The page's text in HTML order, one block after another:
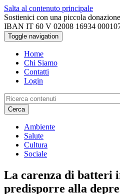
Salta al contenuto principale
Sostienici con una piccola
IBAN IT 60 V 02008 16934
Toggle navigation
Home
Chi Siamo
Contatti
Login
Cerca
Ambiente
Salute
Cultura
Sociale
La carenza di batteri
predisporre alla